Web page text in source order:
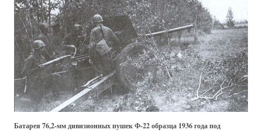
Батарея 76,2-мм дивизионных пушек Ф-22 образца 1936 года под